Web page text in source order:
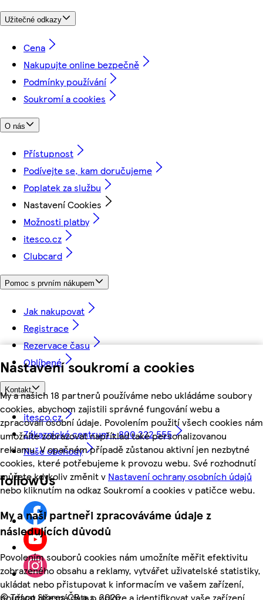
Nastavení soukromí a cookies
My a našich 18 partnerů používáme nebo ukládáme soubory
cookies, abychom zajistili správné fungování webu a
zpracovali osobní údaje. Povolením použití všech cookies nám
umožníte zobrazovat například také personalizovanou
reklamu. V opačném případě zůstanou aktivní jen nezbytné
cookies, které potřebujeme k provozu webu. Své rozhodnutí
můžete kdykoliv změnit v Nastavení ochrany osobních údajů
nebo kliknutím na odkaz Soukromí a cookies v patičce webu.
My a naši partneři zpracováváme údaje z
následujících důvodů
Povolením souborů cookies nám umožníte měřit efektivitu
zobrazeného obsahu a reklamy, vytvářet uživatelské statistiky,
ukládat nebo přistupovat k informacím ve vašem zařízení,
Užitečné odkazy
Cena
Nakupujte online bezpečně
Podmínky používání
Soukromí a cookies
O nás
Přístupnost
Podívejte se, kam doručujeme
Poplatek za službu
Nastavení Cookies
Možnosti platby
itesco.cz
Clubcard
Pomoc s prvním nákupem
Jak nakupovat
Registrace
Rezervace času
Oblíbené
Kontakt
itesco.cz
Zákaznické centrum - 800 222 555
Naše obchody
followUs
©Tesco Stores ČR a.s. 2026